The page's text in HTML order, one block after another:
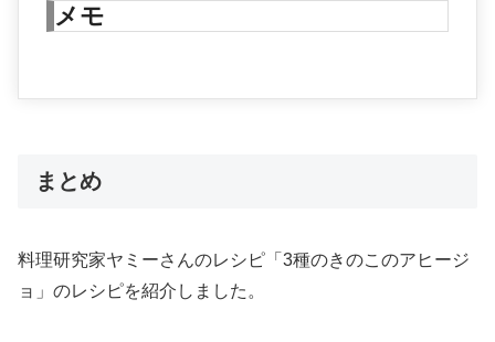
メモ
まとめ
料理研究家ヤミーさんのレシピ「3種のきのこのアヒージ
ョ」のレシピを紹介しました。